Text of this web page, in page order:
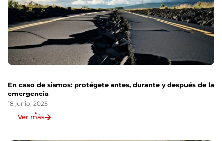
En caso de sismos: protégete antes, durante y después de la
emergencia
18 junio, 2025
Ver más